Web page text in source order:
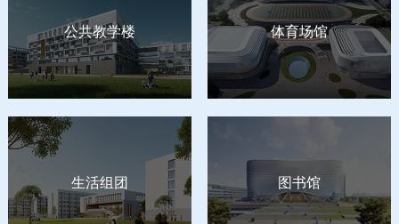
公共教学楼 体育场馆
生活组团 图书馆